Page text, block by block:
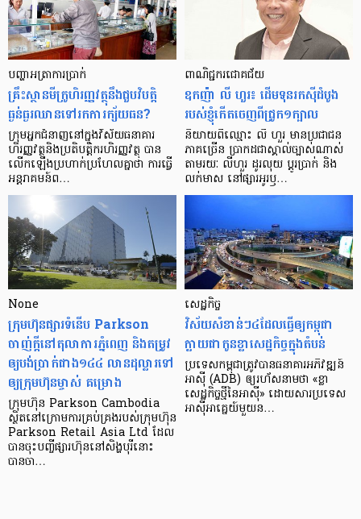
បញ្ហា​អត្រា​ការប្រាក់
គ្រឹះស្ថាន​មីក្រូ​ហិរញ្ញវត្ថុ​នឹង​ជួប​វិបត្តិ​
ធ្ងន់ធ្ងរ​ឈាន​ទៅ​រក​ការ​ក្ស័យធន?
ក្រុម​អ្នក​ជំនាញ​នៅ​ក្នុង​វិស័យ​ធនាគារ
ហិរញ្ញវត្ថុ​និង​ប្រតិបត្តិករ​ហិរញ្ញ​វត្ថុ បាន​​
លើក​ឡើង​ប្រហាក់​ប្រហែល​គ្នា​ថា ការ​ធ្វើ​
អន្តរាគមន៍​ព…
ពាណិជ្ជករជោគជ័យ
ឧកញ៉ា លី ហួរ៖ ដើមទុនរកស៊ីដំបូង
របស់ខ្ញុំកើតចេញពីជ្រូក១ក្បាល
និយាយ​ពី​ឈ្មោះ លី ហួរ មាន​ប្រជាជន​
ភាគ​ច្រើន ប្រាកដ​ជា​ស្គាល់​ច្បាស់​ណាស់
តាមរយៈ លីហួរ ដូរ​លុយ ប្តូរ​បា្រក់ និង​
លក់​មាស នៅ​ផ្សារ​អូរ​ឫ…
None
ក្រុមហ៊ុនផ្សារទំនើប Parkson
ចាញ់ក្ដីនៅតុលាការភ្នំពេញ និងតម្រូវ
ឲ្យបង់ប្រាក់ជាង១៤៤ លានដុល្លារទៅ
ឲ្យក្រុមហ៊ុនម្ចាស់ គម្រោង
ក្រុមហ៊ុន Parkson Cambodia
ស្ថិតនៅក្រោមការគ្រប់គ្រងរបស់ក្រុមហ៊ុន
Parkson Retail Asia Ltd ដែល
បានចុះបញ្ចីផ្សារហ៊ុននៅសិង្ហបុរីនោះ
បានចា…
សេដ្ឋកិច្ច​
វិស័យ​សំខាន់ៗ​៤​ដែល​ធ្វើ​ឲ្យ​កម្ពុជា​
ក្លាយ​ជា​កូន​ខ្លា​សេដ្ឋកិច្ច​ក្នុង​តំបន់
ប្រទេស​កម្ពុជា​ត្រូវ​បាន​ធនាគារ​អភិវឌ្ឍន៍​
អាស៊ី (ADB) ឲ្យ​រហ័ស​នាមថា «ខ្លា​
សេដ្ឋកិច្ច​ថ្មី​នៃ​អាស៊ី» ដោយសារ​ប្រទេស​
អាស៊ី​អាគ្នេយ៍​មួយ​ន…